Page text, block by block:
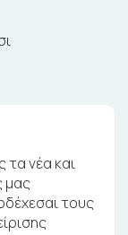
νέα και
μας
τους